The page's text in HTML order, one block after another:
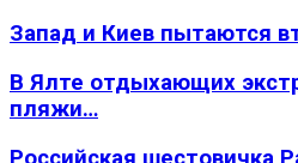
Запад и Киев пытаются
В Ялте отдыхающих
пляжи…